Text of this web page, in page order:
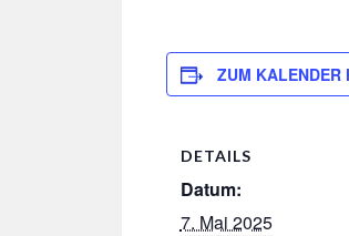
ZUM KALENDER
DETAILS
Datum:
7. Mai 2025